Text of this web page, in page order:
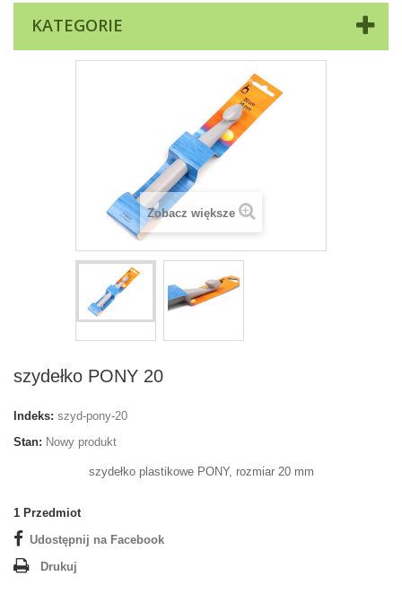
KATEGORIE
Zobacz większe
szydełko PONY 20
Indeks: szyd-pony-20
Stan: Nowy produkt
szydełko plastikowe PONY, rozmiar 20 mm
1 Przedmiot
Udostępnij na Facebook
Drukuj